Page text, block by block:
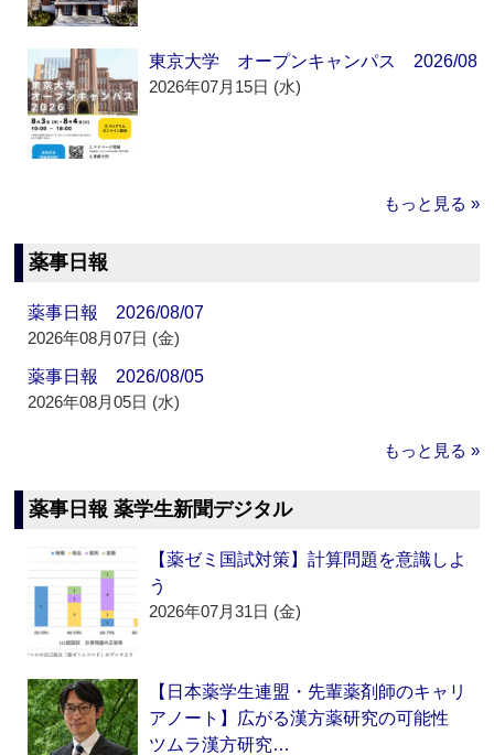
東京大学 オープンキャンパス 2026/08
2026年07月15日 (水)
もっと見る »
薬事日報
薬事日報 2026/08/07
2026年08月07日 (金)
薬事日報 2026/08/05
2026年08月05日 (水)
もっと見る »
薬事日報 薬学生新聞デジタル
【薬ゼミ国試対策】計算問題を意識しよ
う
2026年07月31日 (金)
【日本薬学生連盟・先輩薬剤師のキャリ
アノート】広がる漢方薬研究の可能性
ツムラ漢方研究…